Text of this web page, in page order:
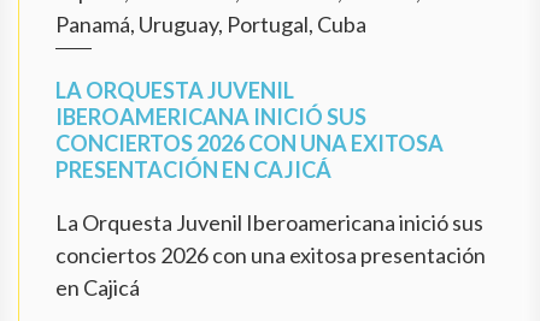
Panamá, Uruguay, Portugal, Cuba
LA ORQUESTA JUVENIL
IBEROAMERICANA INICIÓ SUS
CONCIERTOS 2026 CON UNA EXITOSA
PRESENTACIÓN EN CAJICÁ
La Orquesta Juvenil Iberoamericana inició sus
conciertos 2026 con una exitosa presentación
en Cajicá